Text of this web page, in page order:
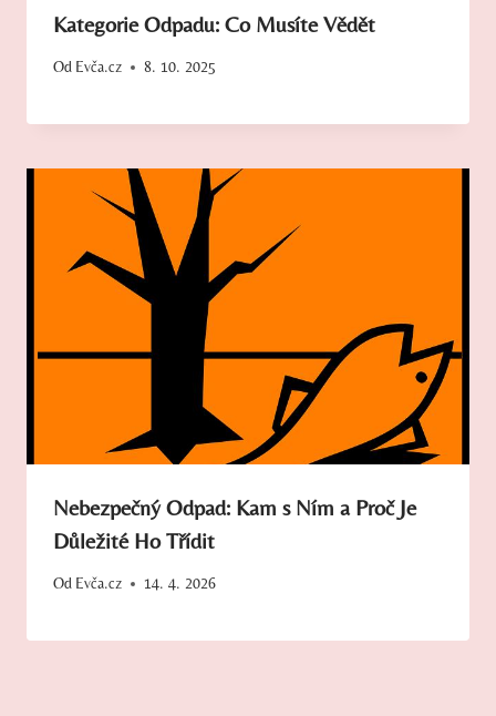
Kategorie Odpadu: Co Musíte Vědět
Od Evča.cz 8. 10. 2025
Nebezpečný Odpad: Kam s Ním a Proč Je
Důležité Ho Třídit
Od Evča.cz 14. 4. 2026